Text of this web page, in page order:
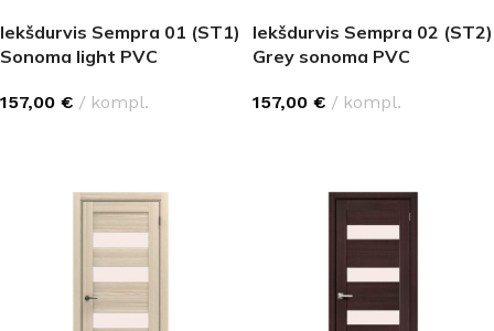
Iekšdurvis Sempra 01 (ST1)
Sonoma light PVC
157,00 € kompl.
Iekšdurvis Sempra 02 (ST2)
Grey sonoma PVC
157,00 € kompl.